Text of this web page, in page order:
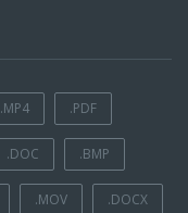
.MP4 .PDF
.DOC .BMP
.MOV .DOCX